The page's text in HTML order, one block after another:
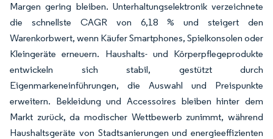
Margen gering bleiben. Unterhaltungselektronik verzeichnete
die schnellste CAGR von 6,18 % und steigert den
Warenkorbwert, wenn Käufer Smartphones, Spielkonsolen oder
Kleingeräte erneuern. Haushalts- und Körperpflegeprodukte
entwickeln sich stabil, gestützt durch
Eigenmarkeneinführungen, die Auswahl und Preispunkte
erweitern. Bekleidung und Accessoires bleiben hinter dem
Markt zurück, da modischer Wettbewerb zunimmt, während
Haushaltsgeräte von Stadtsanierungen und energieeffizienten